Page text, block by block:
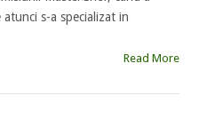
s-a specializat in
Read More